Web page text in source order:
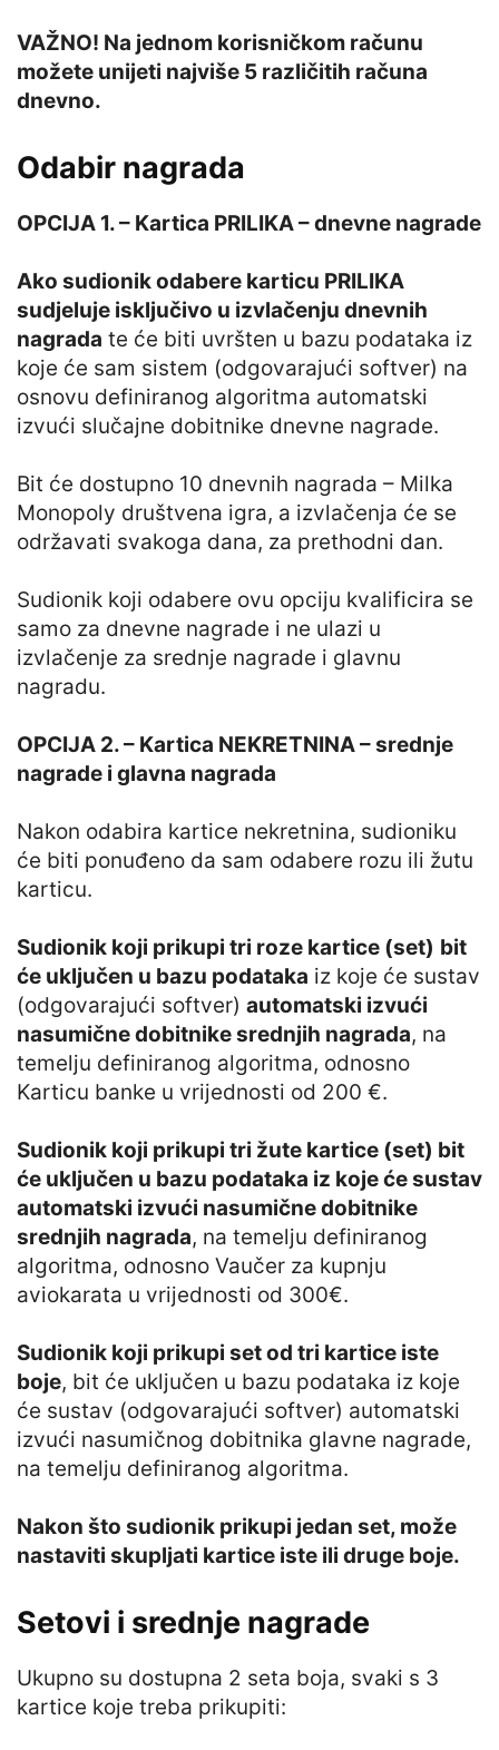
VAŽNO! Na jednom korisničkom računu
možete unijeti najviše 5 različitih računa
dnevno.
Odabir nagrada
OPCIJA 1. – Kartica PRILIKA – dnevne nagrade
Ako sudionik odabere karticu PRILIKA
sudjeluje isključivo u izvlačenju dnevnih
nagrada te će biti uvršten u bazu podataka iz
koje će sam sistem (odgovarajući softver) na
osnovu definiranog algoritma automatski
izvući slučajne dobitnike dnevne nagrade.
Bit će dostupno 10 dnevnih nagrada – Milka
Monopoly društvena igra, a izvlačenja će se
održavati svakoga dana, za prethodni dan.
Sudionik koji odabere ovu opciju kvalificira se
samo za dnevne nagrade i ne ulazi u
izvlačenje za srednje nagrade i glavnu
nagradu.
OPCIJA 2. – Kartica NEKRETNINA – srednje
nagrade i glavna nagrada
Nakon odabira kartice nekretnina, sudioniku
će biti ponuđeno da sam odabere rozu ili žutu
karticu.
Sudionik koji prikupi tri roze kartice (set) bit
će uključen u bazu podataka iz koje će sustav
(odgovarajući softver) automatski izvući
nasumične dobitnike srednjih nagrada, na
temelju definiranog algoritma, odnosno
Karticu banke u vrijednosti od 200 €.
Sudionik koji prikupi tri žute kartice (set) bit
će uključen u bazu podataka iz koje će sustav
automatski izvući nasumične dobitnike
srednjih nagrada, na temelju definiranog
algoritma, odnosno Vaučer za kupnju
aviokarata u vrijednosti od 300€.
Sudionik koji prikupi set od tri kartice iste
boje, bit će uključen u bazu podataka iz koje
će sustav (odgovarajući softver) automatski
izvući nasumičnog dobitnika glavne nagrade,
na temelju definiranog algoritma.
Nakon što sudionik prikupi jedan set, može
nastaviti skupljati kartice iste ili druge boje.
Setovi i srednje nagrade
Ukupno su dostupna 2 seta boja, svaki s 3
kartice koje treba prikupiti: